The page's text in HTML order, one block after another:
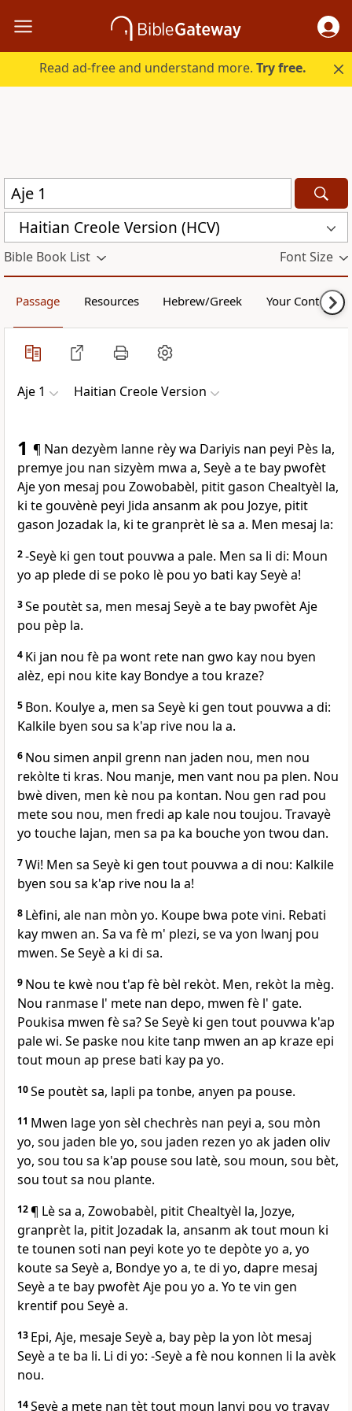
Read ad-free and understand more.Try free.
Haitian Creole Version (HCV)
Bible Book List Font Size
Passage Resources Hebrew/Greek Your Content
Aje 1 Haitian Creole Version
1 ¶ Nan dezyèm lanne rèy wa Dariyis nan peyi Pès la,
premye jou nan sizyèm mwa a, Seyè a te bay pwofèt
Aje yon mesaj pou Zowobabèl, pitit gason Chealtyèl la,
ki te gouvènè peyi Jida ansanm ak pou Jozye, pitit
gason Jozadak la, ki te granprèt lè sa a. Men mesaj la:
2-Seyè ki gen tout pouvwa a pale. Men sa li di: Moun
yo ap plede di se poko lè pou yo bati kay Seyè a!
3Se poutèt sa, men mesaj Seyè a te bay pwofèt Aje
pou pèp la.
4 Ki jan nou fè pa wont rete nan gwo kay nou byen
alèz, epi nou kite kay Bondye a tou kraze?
5 Bon. Koulye a, men sa Seyè ki gen tout pouvwa a di:
Kalkile byen sou sa k'ap rive nou la a.
6 Nou simen anpil grenn nan jaden nou, men nou
rekòlte ti kras. Nou manje, men vant nou pa plen. Nou
bwè diven, men kè nou pa kontan. Nou gen rad pou
mete sou nou, men fredi ap kale nou toujou. Travayè
yo touche lajan, men sa pa ka bouche yon twou dan.
7Wi! Men sa Seyè ki gen tout pouvwa a di nou: Kalkile
byen sou sa k'ap rive nou la a!
8 Lèfini, ale nan mòn yo. Koupe bwa pote vini. Rebati
kay mwen an. Sa va fè m' plezi, se va yon lwanj pou
mwen. Se Seyè a ki di sa.
9 Nou te kwè nou t'ap fè bèl rekòt. Men, rekòt la mèg.
Nou ranmase l' mete nan depo, mwen fè l' gate.
Poukisa mwen fè sa? Se Seyè ki gen tout pouvwa k'ap
pale wi. Se paske nou kite tanp mwen an ap kraze epi
tout moun ap prese bati kay pa yo.
10Se poutèt sa, lapli pa tonbe, anyen pa pouse.
11 Mwen lage yon sèl chechrès nan peyi a, sou mòn
yo, sou jaden ble yo, sou jaden rezen yo ak jaden oliv
yo, sou tou sa k'ap pouse sou latè, sou moun, sou bèt,
sou tout sa nou plante.
12¶ Lè sa a, Zowobabèl, pitit Chealtyèl la, Jozye,
granprèt la, pitit Jozadak la, ansanm ak tout moun ki
te tounen soti nan peyi kote yo te depòte yo a, yo
koute sa Seyè a, Bondye yo a, te di yo, dapre mesaj
Seyè a te bay pwofèt Aje pou yo a. Yo te vin gen
krentif pou Seyè a.
13 Epi, Aje, mesaje Seyè a, bay pèp la yon lòt mesaj
Seyè a te ba li. Li di yo: -Seyè a fè nou konnen li la avèk
nou.
14Seyè a mete nan tèt tout moun lanvi pou yo travay